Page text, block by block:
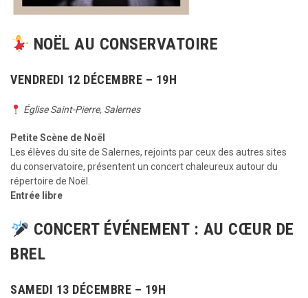
NOËL AU CONSERVATOIRE
VENDREDI 12 DÉCEMBRE – 19H
Église Saint-Pierre, Salernes
Petite Scène de Noël
Les élèves du site de Salernes, rejoints par ceux des autres sites
du conservatoire, présentent un concert chaleureux autour du
répertoire de Noël.
Entrée libre
CONCERT ÉVÉNEMENT : AU CŒUR DE
BREL
SAMEDI 13 DÉCEMBRE – 19H